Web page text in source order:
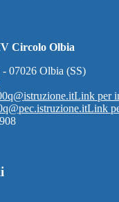
Circolo Olbia
07026 Olbia (SS)
Link per
Link